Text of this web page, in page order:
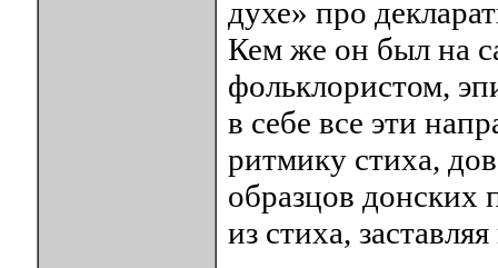
духе» про
Кем же он был на
фольклористом,
в себе все эти
ритмику стиха,
образцов донских
из стиха,